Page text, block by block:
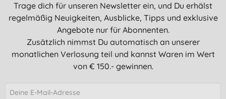
Trage dich für unseren Newsletter ein, und Du erhälst
regelmäßig Neuigkeiten, Ausblicke, Tipps und exklusive
Angebote nur für Abonnenten.
Zusätzlich nimmst Du automatisch an unserer
monatlichen Verlosung teil und kannst Waren im Wert
von € 150.- gewinnen.